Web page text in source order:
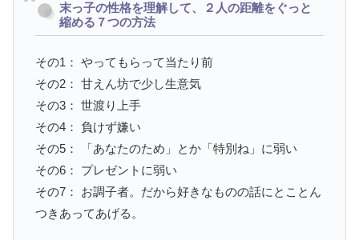
末っ子の性格を理解して、２人の距離をぐっと
縮める７つの方法
その1： やってもらって当たり前
その2： 甘えん坊で少し生意気
その3： 世渡り上手
その4： 負けず嫌い
その5： 「あなたのため」とか「特別ね」に弱い
その6： プレゼントに弱い
その7： お調子者。だから好きなものの話にとことん
つきあってあげる。